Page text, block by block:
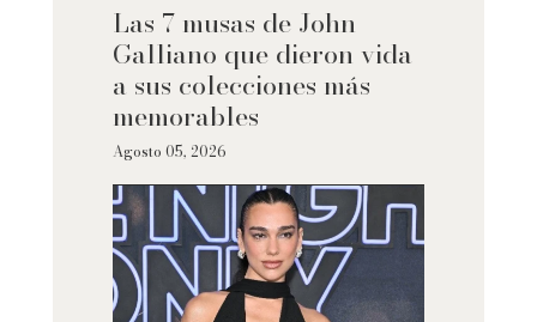
Las 7 musas de John
Galliano que dieron vida
a sus colecciones más
memorables
Agosto 05, 2026